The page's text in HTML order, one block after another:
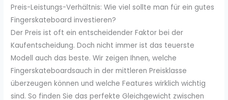
Preis-Leistungs-Verhältnis: Wie viel sollte man für ein gutes
Fingerskateboard investieren?
Der Preis ist oft ein entscheidender Faktor bei der
Kaufentscheidung. Doch nicht immer ist das teuerste
Modell auch das beste. Wir zeigen Ihnen, welche
Fingerskateboardsauch in der mittleren Preisklasse
überzeugen können und welche Features wirklich wichtig
sind. So finden Sie das perfekte Gleichgewicht zwischen